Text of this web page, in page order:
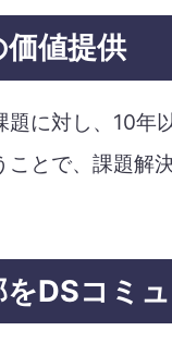
値提供
題に対し、10年
ことで、課題解
DSコミ